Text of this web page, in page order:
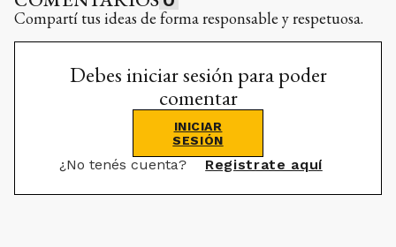
Compartí tus ideas de forma responsable y respetuosa.
Debes iniciar sesión para poder
comentar
INICIAR
SESIÓN
¿No tenés cuenta? Registrate aquí